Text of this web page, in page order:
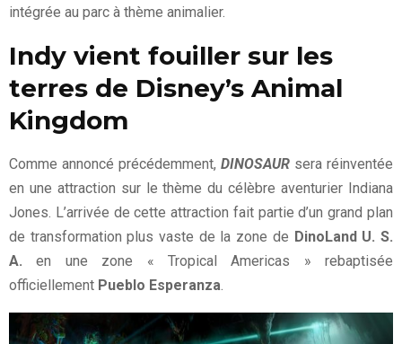
intégrée au parc à thème animalier.
Indy vient fouiller sur les
terres de Disney’s Animal
Kingdom
Comme annoncé précédemment, DINOSAUR sera réinventée
en une attraction sur le thème du célèbre aventurier Indiana
Jones. L’arrivée de cette attraction fait partie d’un grand plan
de transformation plus vaste de la zone de DinoLand U. S.
A. en une zone « Tropical Americas » rebaptisée
officiellement Pueblo Esperanza.